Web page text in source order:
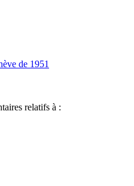
de 1951
relatifs à :